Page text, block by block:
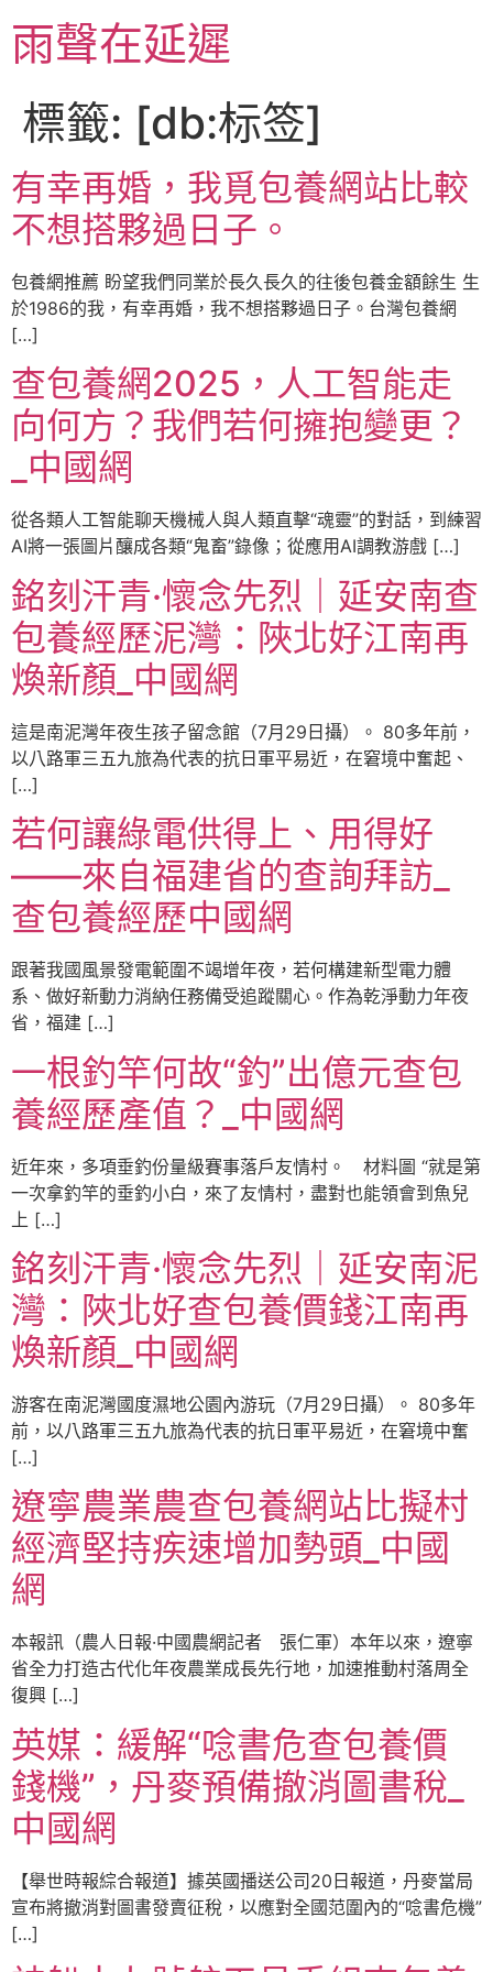
至
主雨聲在延遲
標籤: [db:标签]
有幸再婚，我覓包養網站比較
不想搭夥過日子。
包養網推薦 盼望我們同業於長久長久的往後包養金額餘生 生
於1986的我，有幸再婚，我不想搭夥過日子。台灣包養網
[…]
查包養網2025，人工智能走
向何方？我們若何擁抱變更？
_中國網
從各類人工智能聊天機械人與人類直擊“魂靈”的對話，到練習
AI將一張圖片釀成各類“鬼畜”錄像；從應用AI調教游戲 […]
銘刻汗青·懷念先烈｜延安南查
包養經歷泥灣：陜北好江南再
煥新顏_中國網
這是南泥灣年夜生孩子留念館（7月29日攝）。 80多年前，
以八路軍三五九旅為代表的抗日軍平易近，在窘境中奮起、
[…]
若何讓綠電供得上、用得好
——來自福建省的查詢拜訪_
查包養經歷中國網
跟著我國風景發電範圍不竭增年夜，若何構建新型電力體
系、做好新動力消納任務備受追蹤關心。作為乾淨動力年夜
省，福建 […]
一根釣竿何故“釣”出億元查包
養經歷產值？_中國網
近年來，多項垂釣份量級賽事落戶友情村。 材料圖 “就是第
一次拿釣竿的垂釣小白，來了友情村，盡對也能領會到魚兒
上 […]
銘刻汗青·懷念先烈｜延安南泥
灣：陜北好查包養價錢江南再
煥新顏_中國網
游客在南泥灣國度濕地公園內游玩（7月29日攝）。 80多年
前，以八路軍三五九旅為代表的抗日軍平易近，在窘境中奮
[…]
遼寧農業農查包養網站比擬村
經濟堅持疾速增加勢頭_中國
網
本報訊（農人日報·中國農網記者 張仁軍）本年以來，遼寧
省全力打造古代化年夜農業成長先行地，加速推動村落周全
復興 […]
英媒：緩解“唸書危查包養價
錢機”，丹麥預備撤消圖書稅_
中國網
【舉世時報綜合報道】據英國播送公司20日報道，丹麥當局
宣布將撤消對圖書發賣征稅，以應對全國范圍內的“唸書危機”
[…]